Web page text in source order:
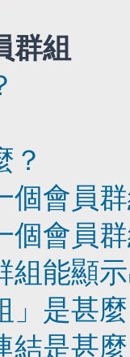
群組
？
個會員
個會員
組能顯
」是甚
結是甚